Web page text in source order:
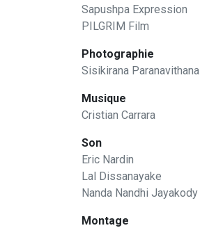
Sapushpa Expression
PILGRIM Film
Photographie
Sisikirana Paranavithana
Musique
Cristian Carrara
Son
Eric Nardin
Lal Dissanayake
Nanda Nandhi Jayakody
Montage